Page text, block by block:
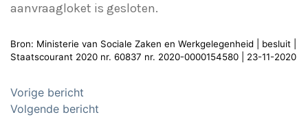
aanvraagloket is gesloten.
Bron: Ministerie van Sociale Zaken en Werkgelegenheid | besluit |
Staatscourant 2020 nr. 60837 nr. 2020-0000154580 | 23-11-2020
Bericht
Vorige bericht
Volgende bericht